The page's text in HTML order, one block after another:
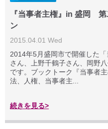
『当事者主権』in 盛岡
ン
2015.04.01 Wed
2014年5月盛岡市で開催した
さん、上野千鶴子さん、岡野
です。ブックトーク『当事者
法、人権、当事者主...
続きを見る>